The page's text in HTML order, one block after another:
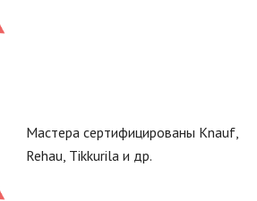
Мастера сертифицированы Knauf,
Rehau, Tikkurila и др.